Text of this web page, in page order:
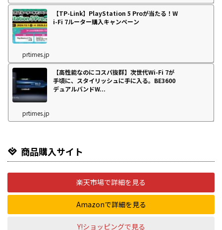
【TP-Link】PlayStation 5 Proが当たる！W
i-Fi 7ルーター購入キャンペーン
prtimes.jp
【高性能なのにコスパ抜群】次世代Wi-Fi 7が
手頃に、スタイリッシュに手に入る。BE3600
デュアルバンドW...
prtimes.jp
商品購入サイト
楽天市場で詳細を見る
Amazonで詳細を見る
Y!ショッピングで見る